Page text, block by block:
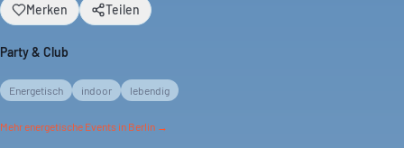
Merken Teilen
Party & Club
Energetisch indoor lebendig
Mehrenergetische Events in Berlin →